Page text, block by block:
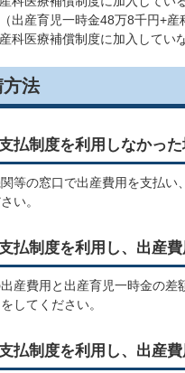
（出産育児一時金48万8千円+
産科医療補償制度に加入してい
方法
払制度を利用しなかっ
等の窓口で出産費用を支払
い。
払制度を利用し、出産
産費用と出産育児一時金の差
してください。
払制度を利用し、出産